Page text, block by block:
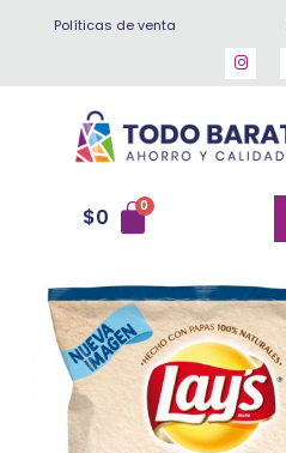
Políticas de venta
$0
Papa
Lays
Artesanal
cantidad